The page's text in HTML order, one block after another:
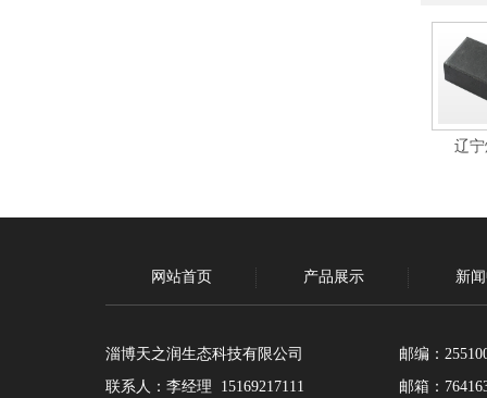
辽
网站首页 产品展示 新
淄博天之润生态科技有限公司
联系人：李经理 15169217111
邮编：
邮箱：